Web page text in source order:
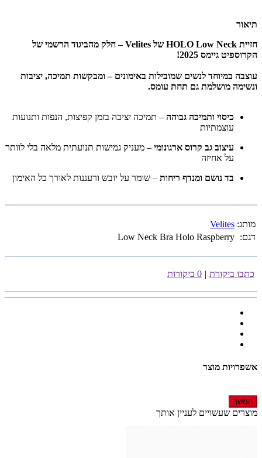
תיאור
חזיית HOLO Low Neck של Velites – חלק מהביגוד הרשמי של
הקרוספיט גיימס 2025!
עוצבה במיוחד לנשים שמובילות באימונים – ומבקשות תמיכה, יציבות
ונשימה מושלמת גם תחת עומס.
כיסוי ותמיכה גבוהה – תמיכה יציבה בזמן קפיצות, הנפות ותנועות
עוצמתיות
עיצוב גב קרוס ארגונומי – מעניק גמישות תנועתית מלאה בלי לוותר
על אחיזה
בד נושם ומנדף ריחות – שומר על יובש ורעננות לאורך כל האימון
מותג: Velites
דגם: Low Neck Bra Holo Raspberry
כתבו ביקורת | 0 ביקורות
אשפרויות מוצר
המשך
מוצרים שעשויים לעניין אותך